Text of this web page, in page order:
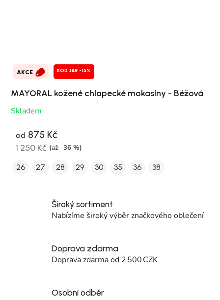
AKCE KOD JAR -15%
MAYORAL kožené chlapecké mokasíny - Béžová
Skladem
od 875 Kč
1 250 Kč (až –36 %)
26 27 28 29 30 35 36 38
Široký sortiment
Nabízíme široký výběr značkového oblečení
Doprava zdarma
Doprava zdarma od 2 500 CZK
Osobní odběr